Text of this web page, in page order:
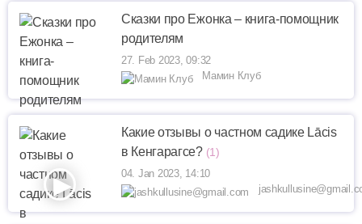
Сказки про Ежонка – книга-помощник
родителям
27. Feb 2023, 09:32
Мамин Клуб
Какие отзывы о частном садике Lācis
в Кенгарагсе? (1)
04. Jan 2023, 14:10